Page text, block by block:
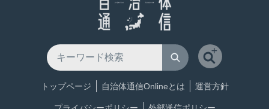
トップページ 自治体通信Onlineとは 運営方針